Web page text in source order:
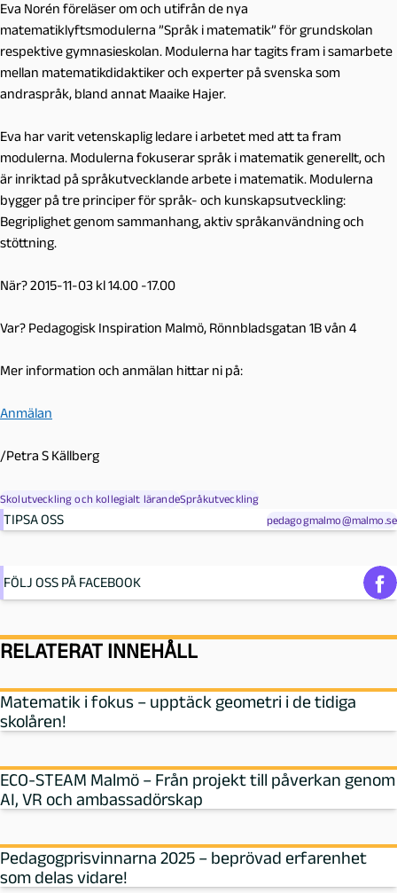
Eva Norén föreläser om och utifrån de nya
matematiklyftsmodulerna ”Språk i matematik” för grundskolan
respektive gymnasieskolan. Modulerna har tagits fram i samarbete
mellan matematikdidaktiker och experter på svenska som
andraspråk, bland annat Maaike Hajer.
Eva har varit vetenskaplig ledare i arbetet med att ta fram
modulerna. Modulerna fokuserar språk i matematik generellt, och
är inriktad på språkutvecklande arbete i matematik. Modulerna
bygger på tre principer för språk- och kunskapsutveckling:
Begriplighet genom sammanhang, aktiv språkanvändning och
stöttning.
När? 2015-11-03 kl 14.00 -17.00
Var? Pedagogisk Inspiration Malmö, Rönnbladsgatan 1B vån 4
Mer information och anmälan hittar ni på:
Anmälan
/Petra S Källberg
Skolutveckling och kollegialt lärandeSpråkutveckling
TIPSA OSS pedagogmalmo@malmo.se
FÖLJ OSS PÅ FACEBOOK
RELATERAT INNEHÅLL
Matematik i fokus – upptäck geometri i de tidiga
skolåren!
ECO-STEAM Malmö – Från projekt till påverkan genom
AI, VR och ambassadörskap
Pedagogprisvinnarna 2025 – beprövad erfarenhet
som delas vidare!